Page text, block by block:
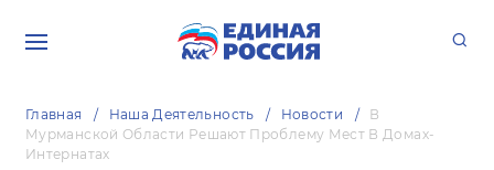
Главная Наша Деятельность Новости
В
Мурманской Области Решают Проблему Мест В Домах-
Интернатах